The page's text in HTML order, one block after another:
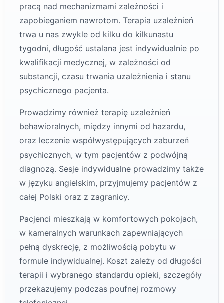
pracą nad mechanizmami zależności i
zapobieganiem nawrotom. Terapia uzależnień
trwa u nas zwykle od kilku do kilkunastu
tygodni, długość ustalana jest indywidualnie po
kwalifikacji medycznej, w zależności od
substancji, czasu trwania uzależnienia i stanu
psychicznego pacjenta.
Prowadzimy również terapię uzależnień
behawioralnych, między innymi od hazardu,
oraz leczenie współwystępujących zaburzeń
psychicznych, w tym pacjentów z podwójną
diagnozą. Sesje indywidualne prowadzimy także
w języku angielskim, przyjmujemy pacjentów z
całej Polski oraz z zagranicy.
Pacjenci mieszkają w komfortowych pokojach,
w kameralnych warunkach zapewniających
pełną dyskrecję, z możliwością pobytu w
formule indywidualnej. Koszt zależy od długości
terapii i wybranego standardu opieki, szczegóły
przekazujemy podczas poufnej rozmowy